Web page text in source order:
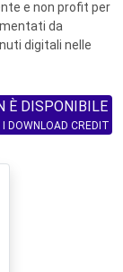
e non profit per
da
digitali nelle
È DISPONIBILE
DOWNLOAD CREDIT